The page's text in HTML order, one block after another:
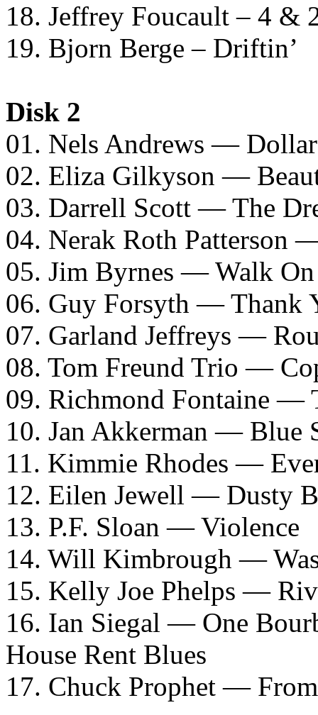
18. Jeffrey Foucault – 4 &
19. Bjorn Berge – Driftin’
Disk 2
01. Nels Andrews —
02. Eliza Gilkyson —
03. Darrell Scott — The
04. Nerak Roth Patterson
05. Jim Byrnes — Walk
06. Guy Forsyth — Thank
07. Garland Jeffreys —
08. Tom Freund Trio —
09. Richmond Fontaine —
10. Jan Akkerman — Blue
11. Kimmie Rhodes —
12. Eilen Jewell — Dusty
13. P.F. Sloan — Violence
14. Will Kimbrough —
15. Kelly Joe Phelps —
16. Ian Siegal — One
House Rent Blues
17. Chuck Prophet —